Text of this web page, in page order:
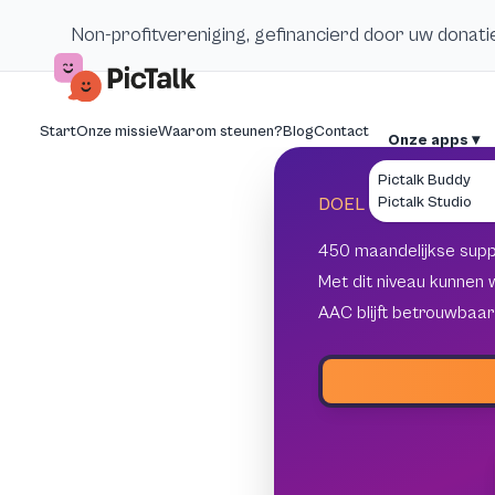
Non-profitvereniging, gefinancierd door uw
StartOnze missieWaarom steunen?BlogContact Onze apps ▾
Pictalk Buddy
Pictalk Studio
DOEL 450
450 maandelijkse
Met dit niveau kunnen
AAC blijft